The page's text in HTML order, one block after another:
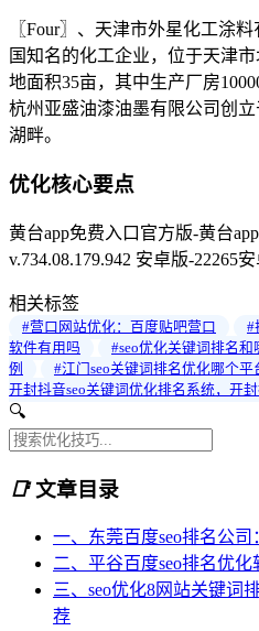
〖Four〗、天津市外星化工涂
国知名的化工企业，位于天津
地面积35亩，其中生产厂房
杭州亚盛油漆油墨有限公司创
湖畔。
优化核心要点
黄台app免费入口官方版-黄台
v.734.08.179.942 安卓版-22265安
相关标签
#营口网站优化：百度贴吧营口
#
软件有用吗
#seo优化关键词排名
例
#江门seo关键词排名优化哪个
开封抖音seo关键词优化排名系统，开
🔍
📑文章目录
一、东莞百度seo排名公司
二、平谷百度seo排名优
三、seo优化8网站关键词
荐